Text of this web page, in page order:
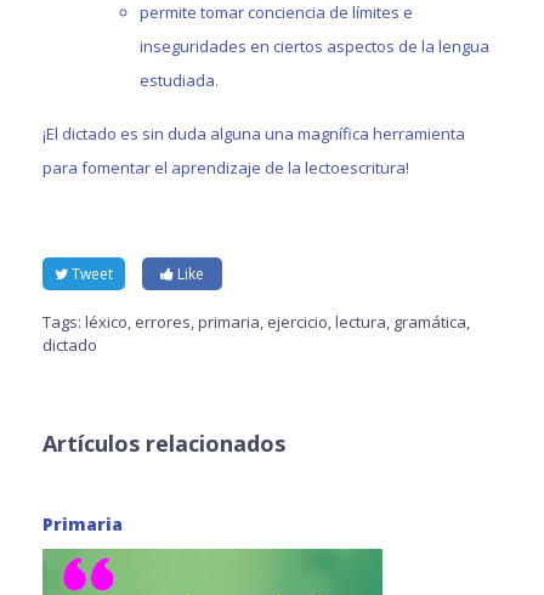
permite tomar conciencia de límites e
inseguridades en ciertos aspectos de la lengua
estudiada.
¡El dictado es sin duda alguna una magnífica herramienta
para fomentar el aprendizaje de la lectoescritura!
Tweet Like
Tags: léxico, errores,primaria, ejercicio,lectura, gramática,
dictado
Artículos relacionados
Primaria